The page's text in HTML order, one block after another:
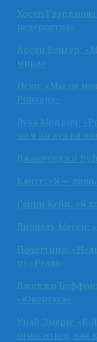
Хосеп
невероятна»
Арсен Венгер:
мира»
Иско: «Мы не
Роналду»
Лука Модрич:
но я заслужил
Джанлуиджи
Канте: «Я —
Гарри Кейн: «Я
Лионель Месси:
Почеттино:
из «Реала»
Джиджи Буффон:
«Ювентуса»
Унай Эмери: «К
относиться, как